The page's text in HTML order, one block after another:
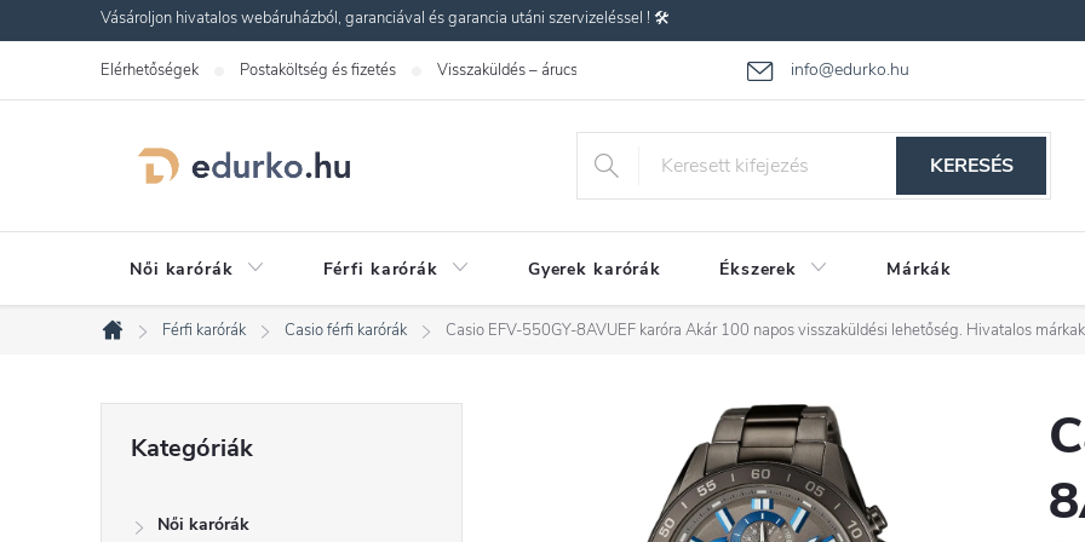
a
Vásároljon hivatalos webáruházból, garanciával és garancia utáni szervizeléssel ! 🛠️
info@edurko.hu
Elérhetőségek Postaköltség és fizetés Visszaküldés – árucsere Gyakran ismételt kérdések
KERESÉS
Női karórák Férfi karórák Gyerek karórák Ékszerek Márkák
Kezdőlap
Férfi karórák Casio férfi karórák Casio EFV-550GY-8AVUEF karóra Akár 100 napos visszaküldési lehetőség. Hivatalos
O
átugrása
Kategóriák
Női karórák